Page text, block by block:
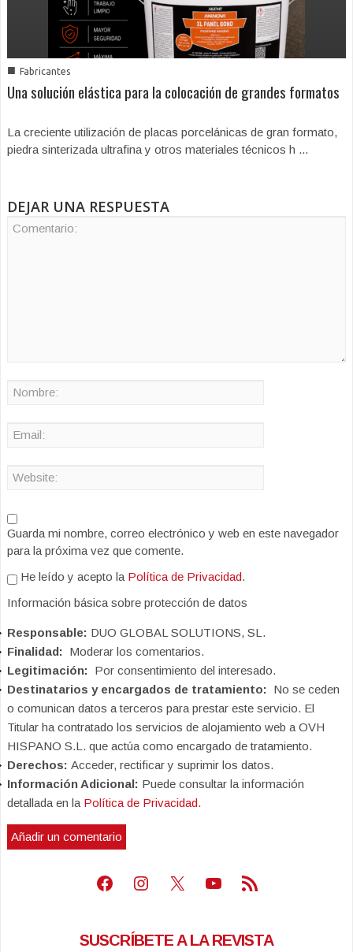
■ Fabricantes
Una solución elástica para la colocación de grandes formatos
La creciente utilización de placas porcelánicas de gran formato,
piedra sinterizada ultrafina y otros materiales técnicos h ...
DEJAR UNA RESPUESTA
Guarda mi nombre, correo electrónico y web en este navegador
para la próxima vez que comente.
He leído y acepto la Política de Privacidad.
Información básica sobre protección de datos
Responsable: DUO GLOBAL SOLUTIONS, SL.
Finalidad: Moderar los comentarios.
Legitimación: Por consentimiento del interesado.
Destinatarios y encargados de tratamiento: No se ceden
o comunican datos a terceros para prestar este servicio. El
Titular ha contratado los servicios de alojamiento web a OVH
HISPANO S.L. que actúa como encargado de tratamiento.
Derechos: Acceder, rectificar y suprimir los datos.
Información Adicional: Puede consultar la información
detallada en la Política de Privacidad.
Facebook
Instagram
X Youtube
Feed RSS
SUSCRÍBETE A LA REVISTA